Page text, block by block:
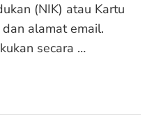
(NIK) atau Kartu
alamat email.
secara …